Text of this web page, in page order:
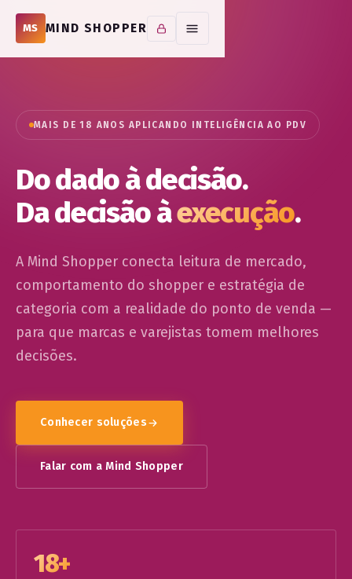
MS MIND SHOPPER
MAIS DE 18 ANOS APLICANDO INTELIGÊNCIA AO PDV
Do dado à decisão.
Da decisão àexecução.
A Mind Shopper conecta leitura de mercado,
comportamento do shopper e estratégia de
categoria com a realidade do ponto de venda —
para que marcas e varejistas tomem melhores
decisões.
Conhecer soluções
Falar com a Mind Shopper
18+